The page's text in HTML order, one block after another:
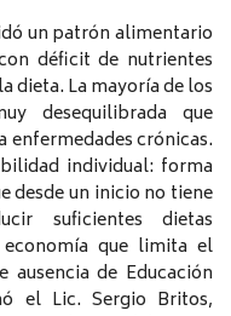
un patrón alimentario
déficit de nutrientes
dieta. La mayoría de los
desequilibrada que
enfermedades crónicas.
individual: forma
desde un inicio no tiene
suficientes dietas
que limita el
de Educación
el Lic. Sergio Britos,